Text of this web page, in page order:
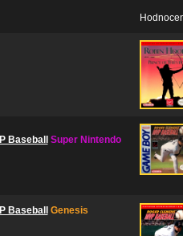
Baseball
Super Nintendo
Baseball
Genesis